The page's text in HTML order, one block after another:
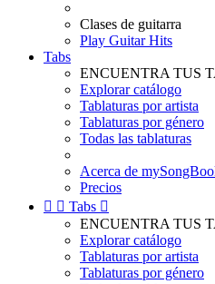
Clases de guitarra
Play Guitar Hits
Tabs
ENCUENTRA TUS
Explorar catálogo
Tablaturas por artista
Tablaturas por género
Todas las tablaturas
Acerca de
Precios
  Tabs 
ENCUENTRA TUS
Explorar catálogo
Tablaturas por artista
Tablaturas por género